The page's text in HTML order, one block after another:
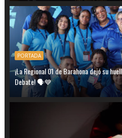
PORTADA
¡La Regional 01 de Barahona dejó su
Debate! 🗣️💙